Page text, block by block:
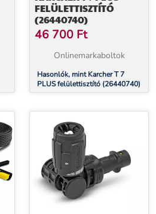
FELÜLETTISZTÍTÓ
(26440740)
46 700 Ft
Onlinemarkaboltok
Hasonlók, mint Karcher T 7
PLUS felülettisztító (26440740)